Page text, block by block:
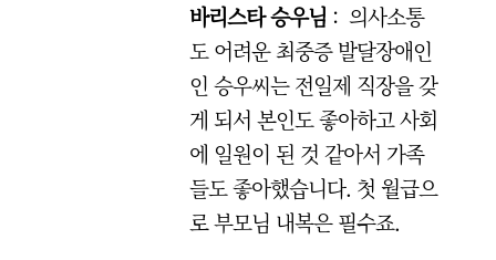
바리스타 승우님 : 의사소통
도 어려운 최중증 발달장애인
인 승우씨는 전일제 직장을 갖
게 되서 본인도 좋아하고 사회
에 일원이 된 것 같아서 가족
들도 좋아했습니다. 첫 월급으
로 부모님 내복은 필수죠.